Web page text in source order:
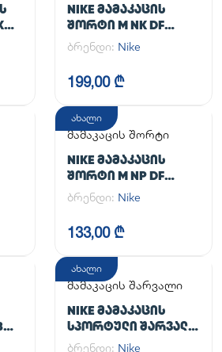
NIKE ᲛᲐᲛᲐᲙᲐᲪᲘᲡ
ᲨᲝᲠᲢᲘ M NK DF
UNLIMITED WVN 7IN
ბრენდი: Nike
199,00 ₾
ახალი
მამაკაცის შორტი
NIKE ᲛᲐᲛᲐᲙᲐᲪᲘᲡ
ᲨᲝᲠᲢᲘ M NP DF
LONG SHORT
ბრენდი: Nike
133,00 ₾
ახალი
მამაკაცის შარვალი
NIKE ᲛᲐᲛᲐᲙᲐᲪᲘᲡ
ᲡᲞᲝᲠᲢᲣᲚᲘ ᲨᲐᲠᲕᲐᲚᲘ
M NK DF UNLIMITED
ბრენდი: Nike